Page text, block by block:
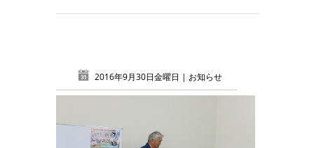
2016年9月30日金曜日 | お知らせ